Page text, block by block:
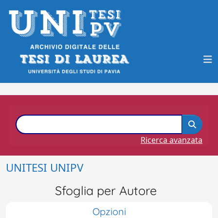
Ricerca avanzata
UNITESI UNIPV
Sfoglia per Autore
Opzioni